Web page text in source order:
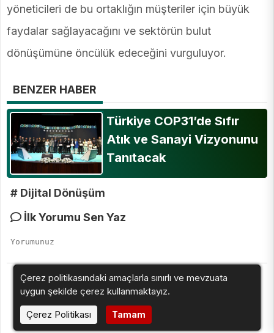
yöneticileri de bu ortaklığın müşteriler için büyük
faydalar sağlayacağını ve sektörün bulut
dönüşümüne öncülük edeceğini vurguluyor.
BENZER HABER
Türkiye COP31’de Sıfır
Atık ve Sanayi Vizyonunu
Tanıtacak
# Dijital Dönüşüm
İlk Yorumu Sen Yaz
Çerez politikasındaki amaçlarla sınırlı ve mevzuata
uygun şekilde çerez kullanmaktayız.
Çerez Politikası
Tamam